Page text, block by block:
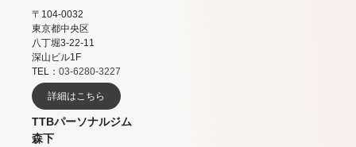
〒104-0032
東京都中央区
八丁堀3-22-11
深山ビル1F
TEL： 03-6280-3227
詳細はこちら
TTBパーソナルジム
森下